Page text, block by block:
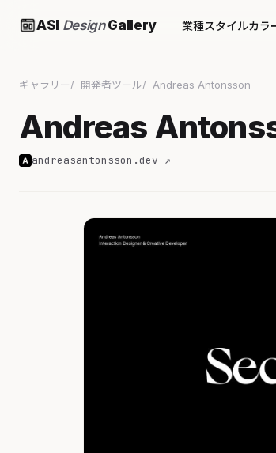
ASI DesignGallery 業種スタイルカラ
ギャラリー 開発者ツール Andreas Antonsson
Andreas
andreasantonsson.dev ↗